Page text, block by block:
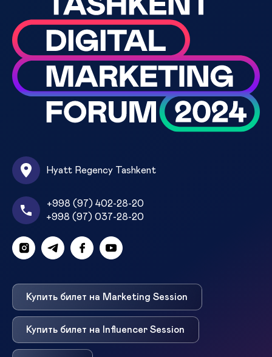
Hyatt Regency Tashkent
+998 (97) 402-28-20
+998 (97) 037-28-20
Купить билет на Marketing Session
Купить билет на Influencer Session